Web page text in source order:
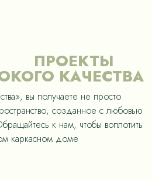
ПРОЕКТЫ
КАЧЕСТВА
вы получаете не просто
созданное с любовью
к нам, чтобы воплотить
каркасном доме